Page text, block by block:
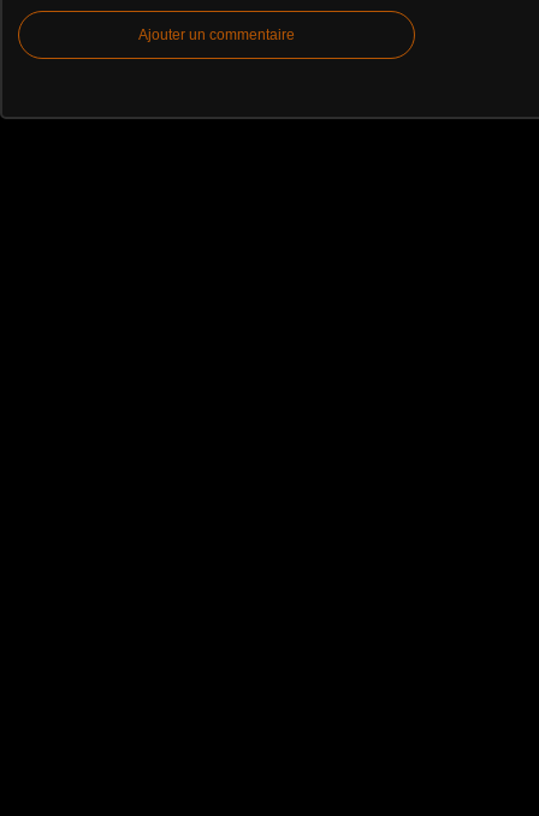
Ajouter un commentaire